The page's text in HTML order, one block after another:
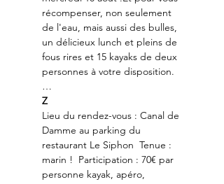
récompenser, non seulement
de l'eau, mais aussi des bulles,
un délicieux lunch et pleins de
fous rires et 15 kayaks de deux
personnes à votre disposition.
…
Z
Lieu du rendez-vous : Canal de
Damme au parking du
restaurant Le Siphon  Tenue :
marin !  Participation : 70€ par
personne kayak, apéro,